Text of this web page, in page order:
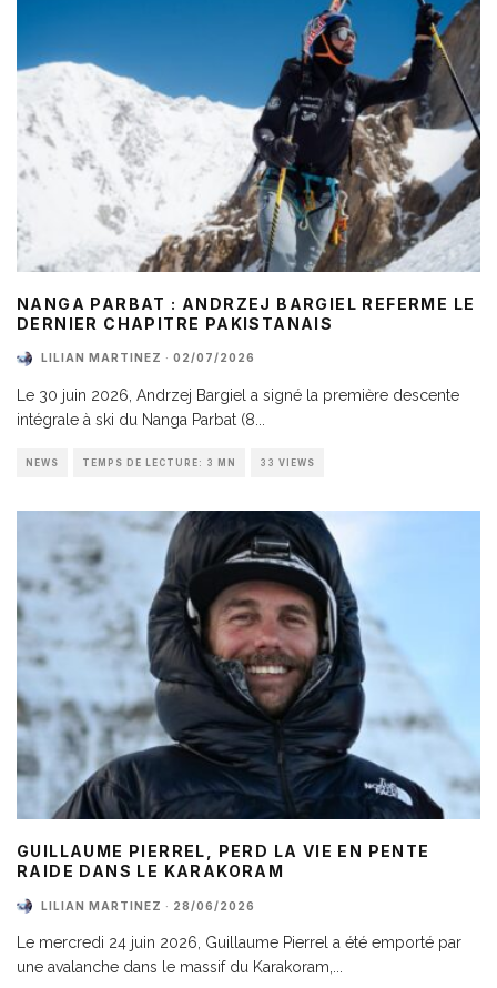
NANGA PARBAT : ANDRZEJ BARGIEL REFERME LE
DERNIER CHAPITRE PAKISTANAIS
LILIAN MARTINEZ · 02/07/2026
Le 30 juin 2026, Andrzej Bargiel a signé la première descente
intégrale à ski du Nanga Parbat (8
NEWS TEMPS DE LECTURE: 3 MN 33 VIEWS
GUILLAUME PIERREL, PERD LA VIE EN PENTE
RAIDE DANS LE KARAKORAM
LILIAN MARTINEZ · 28/06/2026
Le mercredi 24 juin 2026, Guillaume Pierrel a été emporté par
une avalanche dans le massif du Karakoram,...